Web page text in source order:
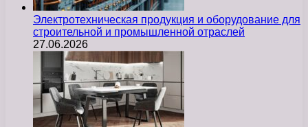
Электротехническая продукция и оборудование для
строительной и промышленной отраслей
27.06.2026